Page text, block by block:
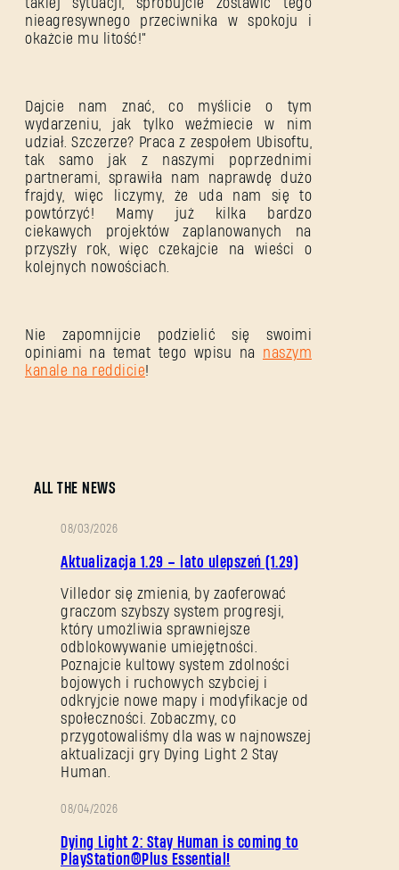
takiej sytuacji, spróbujcie zostawić tego
nieagresywnego przeciwnika w spokoju i
okażcie mu litość!”
Dajcie nam znać, co myślicie o tym
wydarzeniu, jak tylko weźmiecie w nim
udział. Szczerze? Praca z zespołem Ubisoftu,
tak samo jak z naszymi poprzednimi
partnerami, sprawiła nam naprawdę dużo
frajdy, więc liczymy, że uda nam się to
powtórzyć! Mamy już kilka bardzo
ciekawych projektów zaplanowanych na
przyszły rok, więc czekajcie na wieści o
kolejnych nowościach.
Nie zapomnijcie podzielić się swoimi
opiniami na temat tego wpisu na naszym
kanale na reddicie!
ALL THE NEWS
08/03/2026
Aktualizacja 1.29 – lato ulepszeń (1.29)
Villedor się zmienia, by zaoferować
graczom szybszy system progresji,
który umożliwia sprawniejsze
odblokowywanie umiejętności.
Poznajcie kultowy system zdolności
bojowych i ruchowych szybciej i
odkryjcie nowe mapy i modyfikacje od
społeczności. Zobaczmy, co
przygotowaliśmy dla was w najnowszej
aktualizacji gry Dying Light 2 Stay
Human.
08/04/2026
Dying Light 2: Stay Human is coming to
PlayStation®Plus Essential!